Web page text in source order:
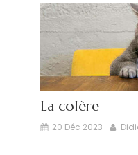
La colère
20 Déc 2023